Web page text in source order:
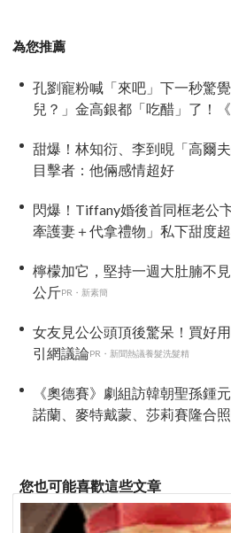
為您推薦
孔劉寵粉喊「來吧」下一秒驚
兒？」金高銀都「吃醋」了！
甜爆！林知衍、李到晛「高爾夫
目擊者：他倆感情超好
閃爆！Tiffany婚後首同框老公
牽護妻＋代拿禮物」私下甜度
檸檬加它，堅持一週大肚腩不
公斤PR・新素簡
女友見公公頭頂後驚呆！買好
引網議論PR・新聞熱議養髮洗髮精
《奧德賽》劇組訪韓朝聖孫鍾
諾蘭、麥特戴蒙、莎莉賽隆合
您也可能喜歡這些文章